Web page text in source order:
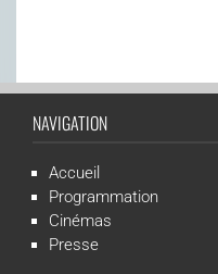
NAVIGATION
Accueil
Programmation
Cinémas
Presse